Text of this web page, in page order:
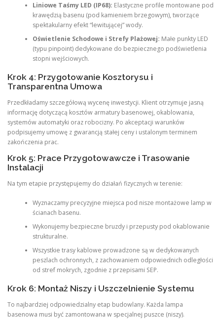
Liniowe Taśmy LED (IP68): Elastyczne profile montowane pod
krawędzią basenu (pod kamieniem brzegowym), tworzące
spektakularny efekt “lewitującej” wody.
Oświetlenie Schodowe i Strefy Plażowej: Małe punkty LED
(typu pinpoint) dedykowane do bezpiecznego podświetlenia
stopni wejściowych.
Krok 4: Przygotowanie Kosztorysu i
Transparentna Umowa
Przedkładamy szczegółową wycenę inwestycji. Klient otrzymuje jasną
informację dotyczącą kosztów armatury basenowej, okablowania,
systemów automatyki oraz robocizny. Po akceptacji warunków
podpisujemy umowę z gwarancją stałej ceny i ustalonym terminem
zakończenia prac.
Krok 5: Prace Przygotowawcze i Trasowanie
Instalacji
Na tym etapie przystępujemy do działań fizycznych w terenie:
Wyznaczamy precyzyjne miejsca pod nisze montażowe lamp w
ścianach basenu.
Wykonujemy bezpieczne bruzdy i przepusty pod okablowanie
strukturalne.
Wszystkie trasy kablowe prowadzone są w dedykowanych
peszlach ochronnych, z zachowaniem odpowiednich odległości
od stref mokrych, zgodnie z przepisami SEP.
Krok 6: Montaż Niszy i Uszczelnienie Systemu
To najbardziej odpowiedzialny etap budowlany. Każda lampa
basenowa musi być zamontowana w specjalnej puszce (niszy).